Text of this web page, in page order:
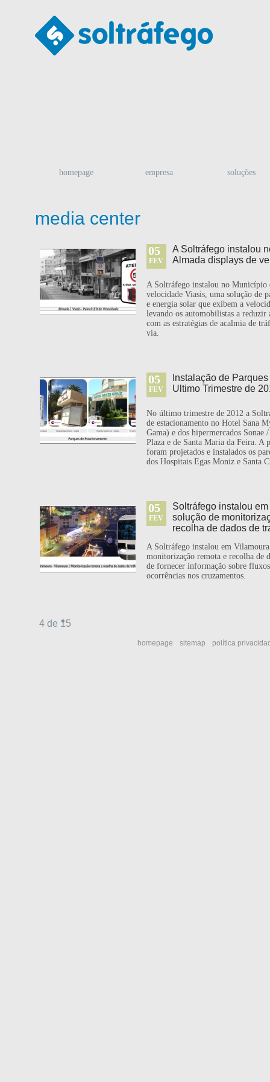
homepage empresa soluções
media center
05
FEV
A Soltráfego instalou
Almada displays de
A Soltráfego instalou no Município
velocidade Viasis, uma solução de
e energia solar que exibem a
levando os automobilistas a reduzir
com as estratégias de acalmia de
via.
05
FEV
Instalação de
Ultimo Trimestre de
No último trimestre de 2012 a
de estacionamento no Hotel Sana
Gama) e dos hipermercados Sonae
Plaza e de Santa Maria da Feira. A
foram projetados e instalados os
dos Hospitais Egas Moniz e Santa
05
FEV
Soltráfego instalou
solução de
recolha de dados de
A Soltráfego instalou em
monitorização remota e recolha de
de fornecer informação sobre
ocorrências nos cruzamentos.
4 de 15
homepage sitemap política